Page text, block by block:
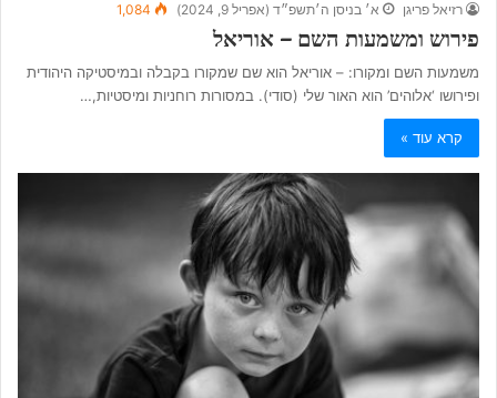
רזיאל פריגן א׳ בניסן ה׳תשפ״ד (אפריל 9, 2024) 1,084
פירוש ומשמעות השם – אוריאל
משמעות השם ומקורו: – אוריאל הוא שם שמקורו בקבלה ובמיסטיקה היהודית
ופירושו ‘אלוהים’ הוא האור שלי (סודי). במסורות רוחניות ומיסטיות,…
קרא עוד »